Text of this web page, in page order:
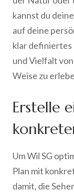
kannst du
auf deine
klar definiertes
und Vielfalt
Weise zu
Erstelle
Um Wil SG
Plan mit
damit, die